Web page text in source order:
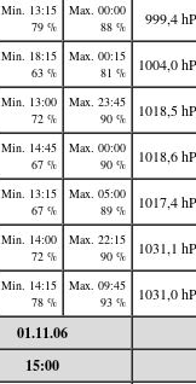
Min. 13:15
79 %
Max. 00:00
88 %
999,4
Min. 18:15
63 %
Max. 00:15
81 %
1004,0
Min. 13:00
72 %
Max. 23:45
90 %
1018,5
Min. 14:45
67 %
Max. 00:00
90 %
1018,6
Min. 13:15
67 %
Max. 05:00
89 %
1017,4
Min. 14:00
72 %
Max. 22:15
90 %
1031,1
Min. 14:15
78 %
Max. 09:45
93 %
1031,0
01.11.06
15:00